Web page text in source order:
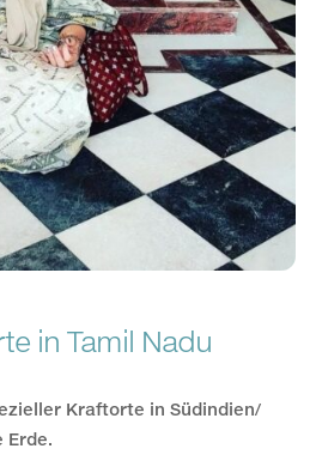
in Tamil Nadu
Kraftorte in Südindien/
Erde.